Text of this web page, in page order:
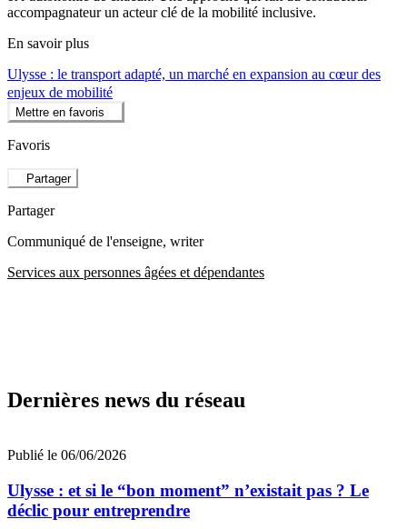
accompagnateur un acteur clé de la mobilité inclusive.
En savoir plus
Ulysse : le transport adapté, un marché en expansion au cœur des
enjeux de mobilité
Mettre en favoris
Favoris
Partager
Partager
Communiqué de l'enseigne, writer
Services aux personnes âgées et dépendantes
Dernières news du réseau
Publié le 06/06/2026
Ulysse : et si le “bon moment” n’existait pas ? Le
déclic pour entreprendre